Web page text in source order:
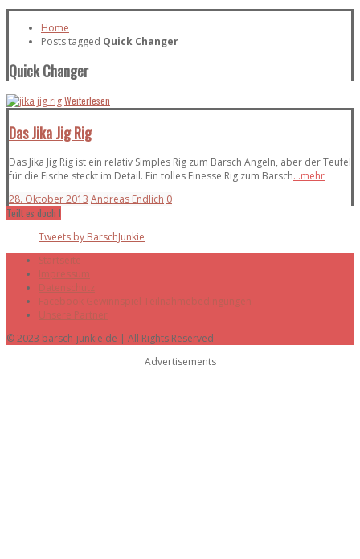
Home
Posts tagged Quick Changer
Quick Changer
Weiterlesen
Das Jika Jig Rig
Das Jika Jig Rig ist ein relativ Simples Rig zum Barsch Angeln, aber der Teufel
für die Fische steckt im Detail. Ein tolles Finesse Rig zum Barsch...mehr
28. Oktober 2013 Andreas Endlich 0
Teilt es doch !
Tweets by BarschJunkie
Startseite
Impressum
Datenschutz
Facebook Gewinnspiel Teilnahmebedingungen
Unsere Partner
© 2023 barsch-junkie.de | All Rights Reserved
Advertisements